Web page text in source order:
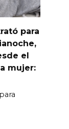
para
el
mujer: